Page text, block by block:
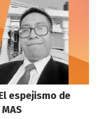
espejismo de